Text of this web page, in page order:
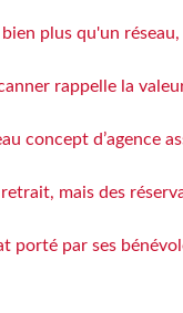
plus qu'un
rappelle la
concept d’agence
mais des
porté par ses